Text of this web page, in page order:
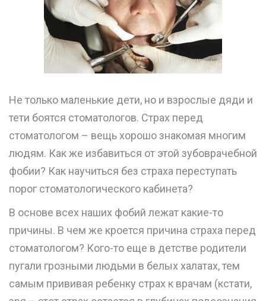
Не только маленькие дети, но и взрослые дяди и
тети боятся стоматологов. Страх перед
стоматологом – вещь хорошо знакомая многим
людям. Как же избавиться от этой зубоврачебной
фобии? Как научиться без страха переступать
порог стоматологического кабинета?
В основе всех наших фобий лежат какие-то
причины. В чем же кроется причина страха перед
стоматологом? Кого-то еще в детстве родители
пугали грозными людьми в белых халатах, тем
самым прививая ребенку страх к врачам (кстати,